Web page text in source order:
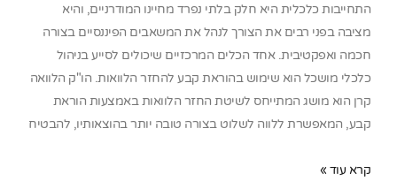
התחייבות כלכלית היא חלק בלתי נפרד מחיינו המודרניים, והיא
מציבה בפני רבים את הצורך לנהל את המשאבים הפיננסיים בצורה
חכמה ואפקטיבית. אחד הכלים המרכזיים שיכולים לסייע בניהול
כלכלי מושכל הוא שימוש בהוראת קבע להחזר הלוואות. הו"ק הלוואה
קרן הוא מושג המתייחס לשיטת החזר הלוואות באמצעות הוראת
קבע, המאפשרת ללווה לשלוט בצורה טובה יותר בהוצאותיו, להבטיח
קרא עוד »